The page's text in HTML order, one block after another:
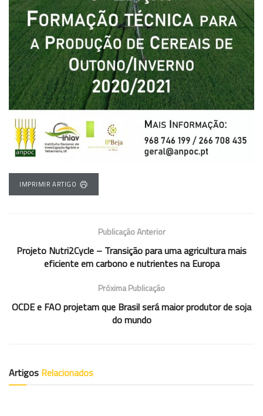
IMPRIMIR ARTIGO
Publicação Anterior
Projeto Nutri2Cycle – Transição para uma agricultura mais
eficiente em carbono e nutrientes na Europa
Próxima Publicação
OCDE e FAO projetam que Brasil será maior produtor de soja
do mundo
Artigos Relacionados